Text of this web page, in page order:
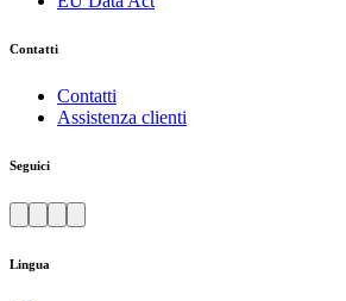
Contatti
Contatti
Assistenza clienti
Seguici
Lingua